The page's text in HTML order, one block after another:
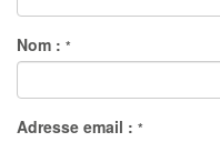
Nom : *
Adresse email : *